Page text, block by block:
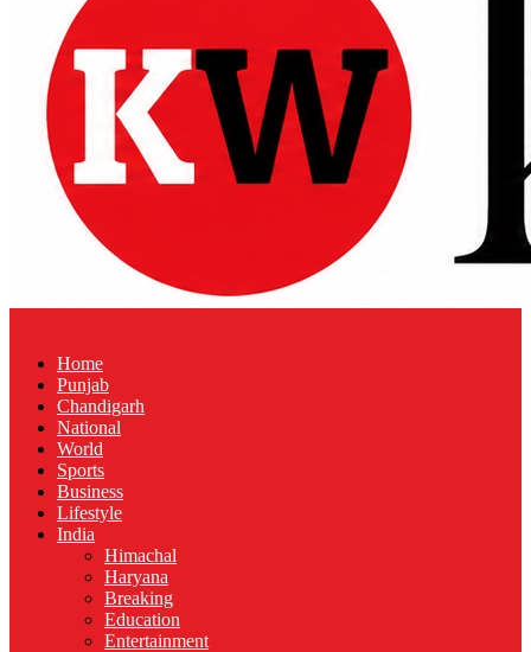
Home
Punjab
Chandigarh
National
World
Sports
Business
Lifestyle
India
Himachal
Haryana
Breaking
Education
Entertainment